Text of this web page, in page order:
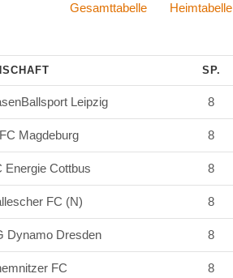
Gesamttabelle Heimtabelle
SP.
Leipzig 8
Magdeburg 8
Energie Cottbus 8
FC (N) 8
Dynamo Dresden 8
FC 8